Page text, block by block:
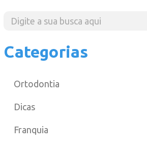
Categorias
Ortodontia
Dicas
Franquia